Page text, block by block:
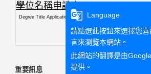
學位名稱申請表
Degree Title Application Form
重要訊息
g_translate
Language
請點選此按鈕來選擇您
言來瀏覽本網站。
此網站的翻譯是由
提供。